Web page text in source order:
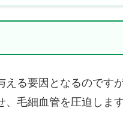
える要因となるのです
、毛細血管を圧迫しま